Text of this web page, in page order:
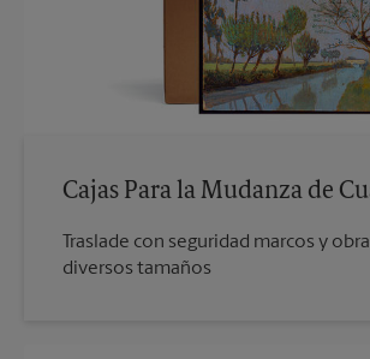
Cajas Para la Mudanza de
Traslade con seguridad marcos y
diversos tamaños